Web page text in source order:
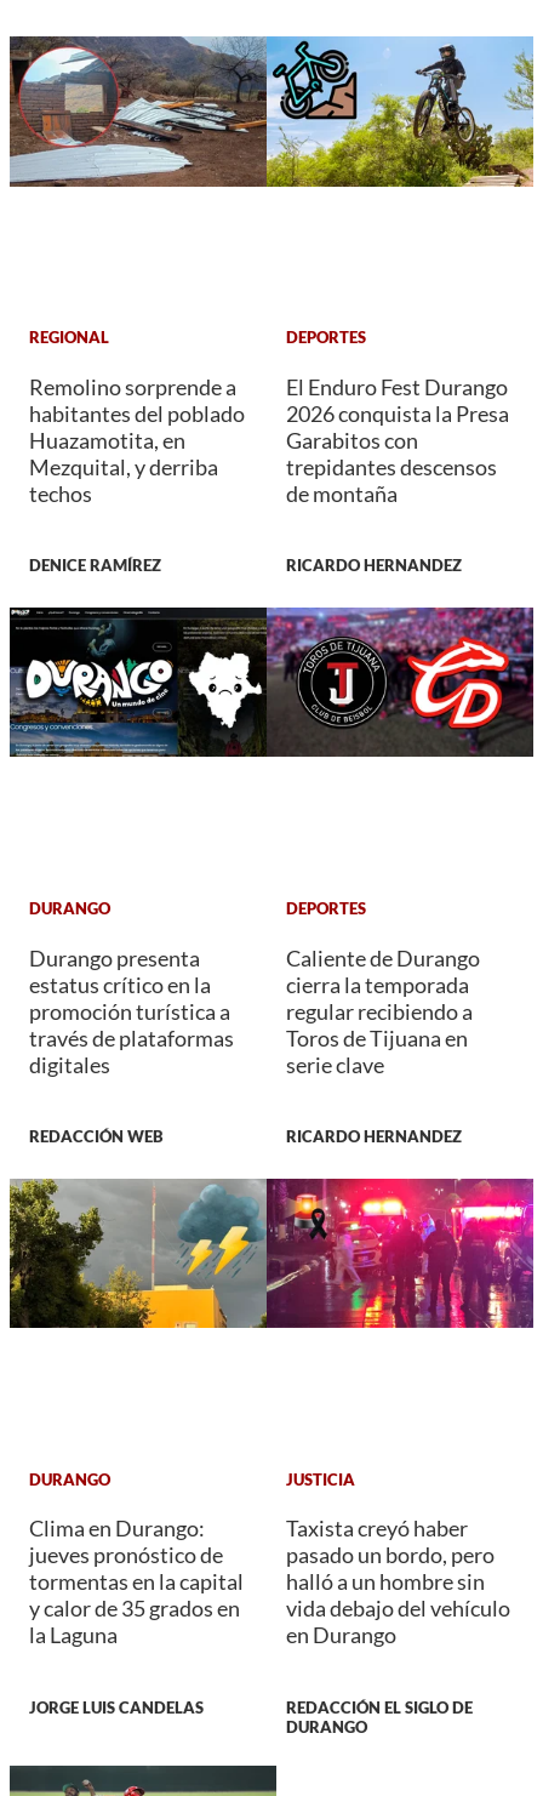
REGIONAL
Remolino sorprende a
habitantes del poblado
Huazamotita, en
Mezquital, y derriba
techos
DENICE RAMÍREZ
DEPORTES
El Enduro Fest Durango
2026 conquista la Presa
Garabitos con
trepidantes descensos
de montaña
RICARDO HERNANDEZ
DURANGO
Durango presenta
estatus crítico en la
promoción turística a
través de plataformas
digitales
REDACCIÓN WEB
DEPORTES
Caliente de Durango
cierra la temporada
regular recibiendo a
Toros de Tijuana en
serie clave
RICARDO HERNANDEZ
DURANGO
Clima en Durango:
jueves pronóstico de
tormentas en la capital
y calor de 35 grados en
la Laguna
JORGE LUIS CANDELAS
JUSTICIA
Taxista creyó haber
pasado un bordo, pero
halló a un hombre sin
vida debajo del vehículo
en Durango
REDACCIÓN EL SIGLO DE
DURANGO